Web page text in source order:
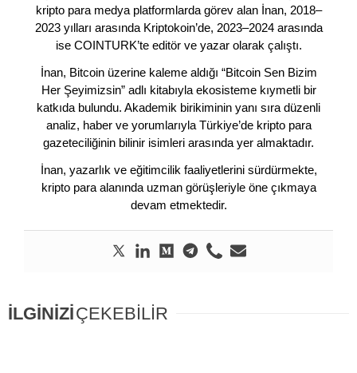
kripto para medya platformlarda görev alan İnan, 2018–
2023 yılları arasında Kriptokoin’de, 2023–2024 arasında
ise COINTURK’te editör ve yazar olarak çalıştı.
İnan, Bitcoin üzerine kaleme aldığı “Bitcoin Sen Bizim
Her Şeyimizsin” adlı kitabıyla ekosisteme kıymetli bir
katkıda bulundu. Akademik birikiminin yanı sıra düzenli
analiz, haber ve yorumlarıyla Türkiye’de kripto para
gazeteciliğinin bilinir isimleri arasında yer almaktadır.
İnan, yazarlık ve eğitimcilik faaliyetlerini sürdürmekte,
kripto para alanında uzman görüşleriyle öne çıkmaya
devam etmektedir.
İLGİNİZİÇEKEBİLİR